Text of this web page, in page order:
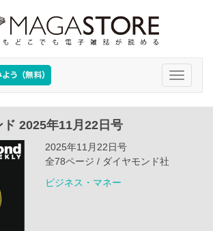
Toggle
2025年11月22日号
2025年11月22日号
全78ページ / ダイヤモンド社
ビジネス・マネー